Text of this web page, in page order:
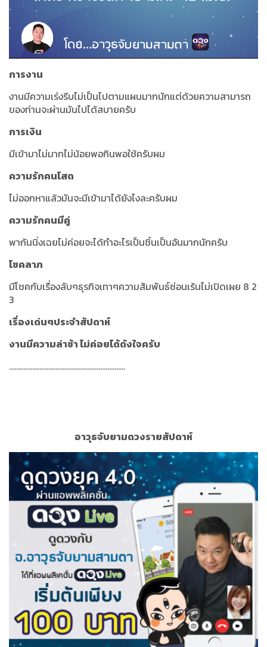
การงาน
งานมีความเร่งรีบไม่เป็นไปตามแผนมากนักแต่ด้วยความสามารถ
ของท่านจะผ่านมันไปได้สบายครับ
การเงิน
มีเข้ามาไม่มากไม่น้อยพอกินพอใช้ครับผม
ความรักคนโสด
ไม่ออกหาแล้วมันจะมีเข้ามาได้ยังไงละครับผม
ความรักคนมีคู่
พากันนิ่งเฉยไม่ค่อยจะได้ทำอะไรเป็นชิ้นเป็นอันมากนักครับ
โชคลาภ
มีโชคกับเรื่องลับๆธุรกิจเทาๆความสัมพันธ์ซ่อนเร้นไม่เปิดเผย 8 2
3
เรื่องเด่นๆประจำสัปดาห์
งานมีความล่าช้า ไม่ค่อยได้ดังใจครับ
.................................................................
อาวุธจับยามดวงรายสัปดาห์